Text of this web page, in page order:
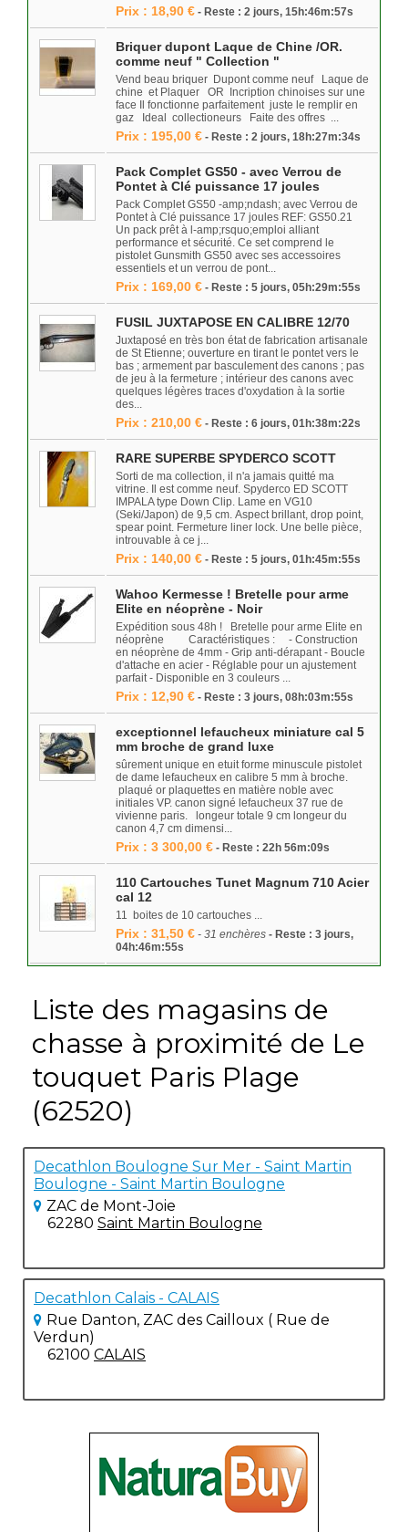
Prix : 18,90 € - Reste : 2 jours, 15h:46m:57s
Briquer dupont Laque de Chine /OR.
comme neuf " Collection "
Vend beau briquer Dupont comme neuf Laque de
chine et Plaquer OR Incription chinoises sur une
face Il fonctionne parfaitement juste le remplir en
gaz Ideal collectioneurs Faite des offres ...
Prix : 195,00 € - Reste : 2 jours, 18h:27m:34s
Pack Complet GS50 - avec Verrou de
Pontet à Clé puissance 17 joules
Pack Complet GS50 -amp;ndash; avec Verrou de
Pontet à Clé puissance 17 joules REF: GS50.21
Un pack prêt à l-amp;rsquo;emploi alliant
performance et sécurité. Ce set comprend le
pistolet Gunsmith GS50 avec ses accessoires
essentiels et un verrou de pont...
Prix : 169,00 € - Reste : 5 jours, 05h:29m:55s
FUSIL JUXTAPOSE EN CALIBRE 12/70
Juxtaposé en très bon état de fabrication artisanale
de St Etienne; ouverture en tirant le pontet vers le
bas ; armement par basculement des canons ; pas
de jeu à la fermeture ; intérieur des canons avec
quelques légères traces d'oxydation à la sortie
des...
Prix : 210,00 € - Reste : 6 jours, 01h:38m:22s
RARE SUPERBE SPYDERCO SCOTT
Sorti de ma collection, il n'a jamais quitté ma
vitrine. Il est comme neuf. Spyderco ED SCOTT
IMPALA type Down Clip. Lame en VG10
(Seki/Japon) de 9,5 cm. Aspect brillant, drop point,
spear point. Fermeture liner lock. Une belle pièce,
introuvable à ce j...
Prix : 140,00 € - Reste : 5 jours, 01h:45m:55s
Wahoo Kermesse ! Bretelle pour arme
Elite en néoprène - Noir
Expédition sous 48h ! Bretelle pour arme Elite en
néoprène Caractéristiques : - Construction
en néoprène de 4mm - Grip anti-dérapant - Boucle
d'attache en acier - Réglable pour un ajustement
parfait - Disponible en 3 couleurs ...
Prix : 12,90 € - Reste : 3 jours, 08h:03m:55s
exceptionnel lefaucheux miniature cal 5
mm broche de grand luxe
sûrement unique en etuit forme minuscule pistolet
de dame lefaucheux en calibre 5 mm à broche.
plaqué or plaquettes en matière noble avec
initiales VP. canon signé lefaucheux 37 rue de
vivienne paris. longeur totale 9 cm longeur du
canon 4,7 cm dimensi...
Prix : 3 300,00 € - Reste : 22h 56m:09s
110 Cartouches Tunet Magnum 710 Acier
cal 12
11 boites de 10 cartouches ...
Prix : 31,50 € - 31 enchères - Reste : 3 jours,
04h:46m:55s
Liste des magasins de
chasse à proximité de Le
touquet Paris Plage
(62520)
Decathlon Boulogne Sur Mer - Saint Martin
Boulogne - Saint Martin Boulogne
ZAC de Mont-Joie
62280 Saint Martin Boulogne
Decathlon Calais - CALAIS
Rue Danton, ZAC des Cailloux ( Rue de
Verdun)
62100 CALAIS